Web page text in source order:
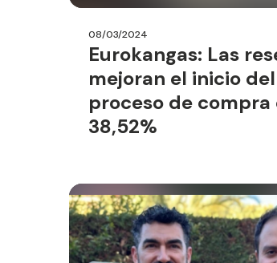
08/03/2024
Eurokangas: Las
mejoran el inicio del
proceso de compra
38,52%